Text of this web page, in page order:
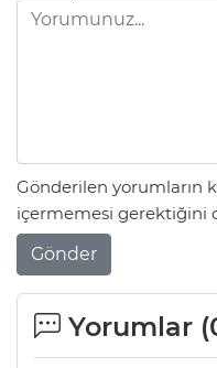
Gönderilen yorumların
içermemesi gerektiğini
Gönder
Yorumlar (